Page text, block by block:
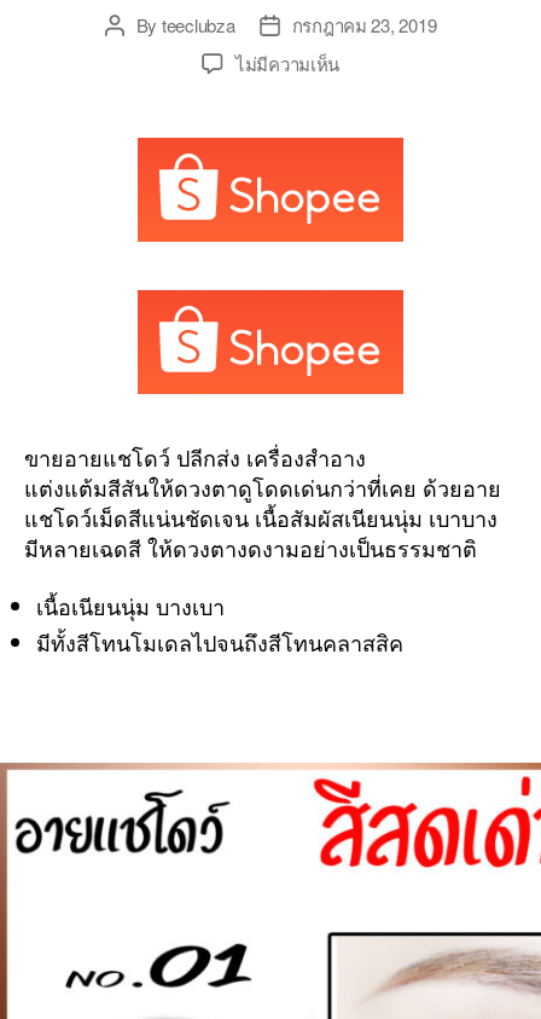
PostBy teeclubza
Postกรกฎาคม 23, 2019
ไม่มีความเห็นบน
my
eye
ขาย
โดว์
ถูก
คุณภาพ
กัน
น้ำ
ติด
ขายอายแชโดว์ ปลีกส่ง เครื่องสำอาง
แต่งแต้มสีสันให้ดวงตาดูโดดเด่นกว่าที่เคย ด้วยอาย
แชโดว์เม็ดสีแน่นชัดเจน เนื้อสัมผัสเนียนนุ่ม เบาบาง
มีหลายเฉดสี ให้ดวงตางดงามอย่างเป็นธรรมชาติ
เนื้อเนียนนุ่ม บางเบา
มีทั้งสีโทนโมเดลไปจนถึงสีโทนคลาสสิค